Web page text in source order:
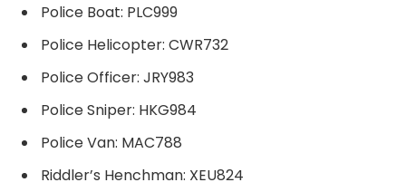
Police Boat: PLC999
Police Helicopter: CWR732
Police Officer: JRY983
Police Sniper: HKG984
Police Van: MAC788
Riddler’s Henchman: XEU824